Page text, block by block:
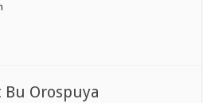
Bu Orospuya